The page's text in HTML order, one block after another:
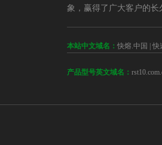
象，赢得了广大客户的长
本站中文域名： 快熔.中国 | 快
产品型号英文域名：